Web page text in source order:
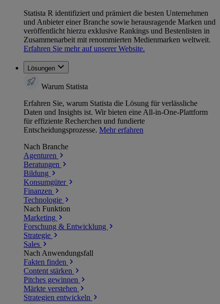
Statista R identifiziert und prämiert die besten Unternehmen
und Anbieter einer Branche sowie herausragende Marken und
veröffentlicht hierzu exklusive Rankings und Bestenlisten in
Zusammenarbeit mit renommierten Medienmarken weltweit.
Erfahren Sie mehr auf unserer Website.
Lösungen
Warum Statista
Erfahren Sie, warum Statista die Lösung für verlässliche
Daten und Insights ist. Wir bieten eine All-in-One-Plattform
für effiziente Recherchen und fundierte
Entscheidungsprozesse. Mehr erfahren
Nach Branche
Agenturen
Beratungen
Bildung
Konsumgüter
Finanzen
Technologie
Nach Funktion
Marketing
Forschung & Entwicklung
Strategie
Sales
Nach Anwendungsfall
Fakten finden
Content stärken
Pitches gewinnen
Märkte verstehen
Strategien entwickeln